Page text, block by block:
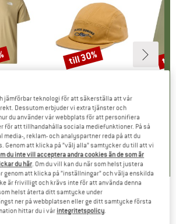
pris
20,97 €
+1
4,8(4)
Produktgrupp
Keps
Pris
34,95 € Reducerat pris
från24,47 €
0,0(0)
Rabatt
till 30% till
1.0L Java Kit - Gaskök
jämförbar teknologi för att säkerställa att vår
Dessutom erbjuder vi extra tjänster och
du använder vår webbplats för att personifiera
för att tillhandahålla sociala mediefunktioner. På så
media-, reklam- och analyspartner reda på att du
Genom att klicka på ”välj alla” samtycker du till att vi
du inte vill acceptera andra cookies än de som är
du här . Om du vill kan du när som helst justera
att klicka på ”inställningar” och välja enskilda
är frivilligt och krävs inte för att använda denna
helst återta ditt samtycke under
ner på webbplatsen eller ge ditt samtycke första
hittar du i vår integritetspolicy